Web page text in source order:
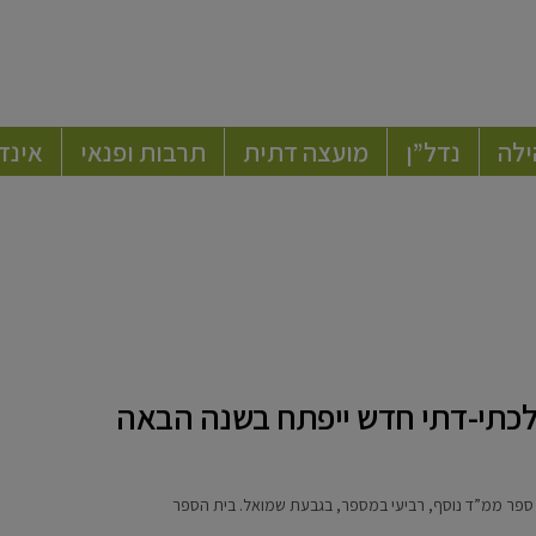
נדל”ן מועצה דתית תרבות ופנאי
דתי חדש ייפתח בשנה הבאה
ספר ממ”ד נוסף, רביעי במספר, בגבעת שמואל. בית הספר